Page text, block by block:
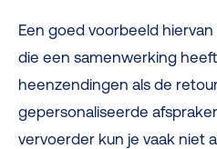
Een goed voorbeeld
die een samenwerking
heenzendingen als de
gepersonaliseerde
vervoerder kun je vaak niet